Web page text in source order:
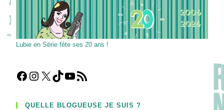
!
Lubie en Série fête ses 20 ans !
Facebook
Instagram
X TikTokYouTube
Flux RSS
QUELLE BLOGUEUSE JE SUIS ?